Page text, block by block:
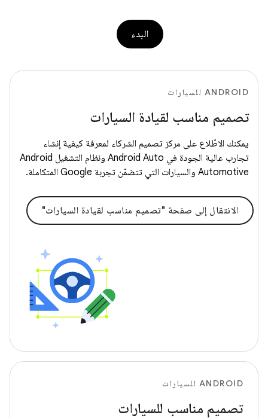
البدء
ANDROID للسيارات
تصميم مناسب لقيادة السيارات
يمكنك الاطّلاع على مركز تصميم الشركاء لمعرفة كيفية إنشاء
تجارب عالية الجودة في Android Auto ونظام التشغيل Android
Automotive والسيارات التي تتضمّن تجربة Google المتكاملة.
الانتقال إلى صفحة "تصميم مناسب لقيادة السيارات"
ANDROID للسيارات
تصميم مناسب للسيارات